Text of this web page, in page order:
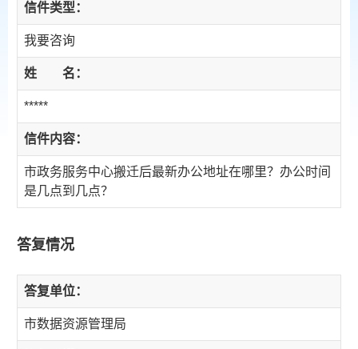
信件类型：
我要咨询
姓 名：
*****
信件内容：
市政务服务中心搬迁后最新办公地址在哪里？办公时间
是几点到几点？
答复情况
答复单位：
市数据资源管理局